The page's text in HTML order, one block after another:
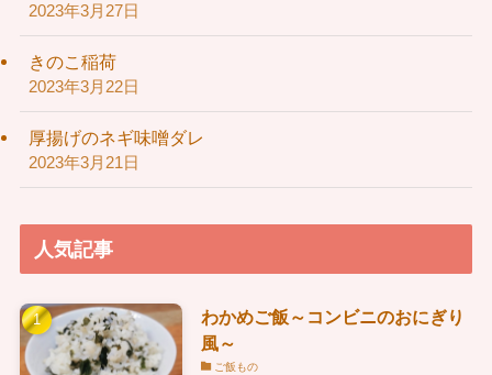
2023年3月27日
きのこ稲荷
2023年3月22日
厚揚げのネギ味噌ダレ
2023年3月21日
人気記事
わかめご飯～コンビニのおにぎり
風～
ご飯もの